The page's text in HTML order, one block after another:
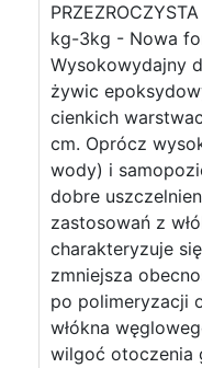
kg-3kg - Nowa
Wysokowydajny
żywic
cienkich
cm. Oprócz
wody) i
dobre
zastosowań z
charakteryzuje
zmniejsza
po polimeryzacji
włókna
wilgoć otoczenia